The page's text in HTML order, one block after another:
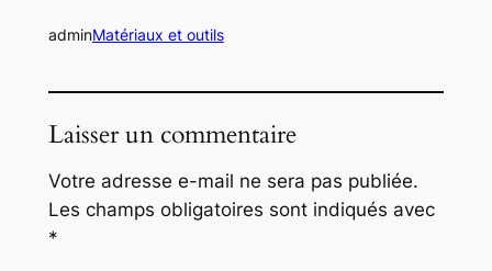
adminMatériaux et outils
Laisser un commentaire
Votre adresse e-mail ne sera pas publiée.
Les champs obligatoires sont indiqués avec
*